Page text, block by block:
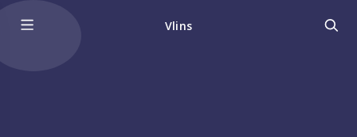
Vlins